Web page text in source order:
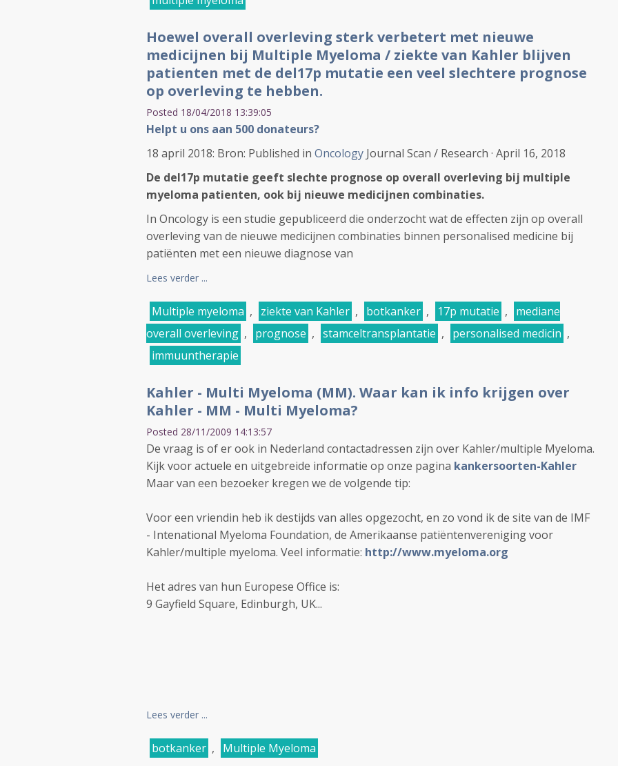
Hoewel overall overleving sterk verbetert met nieuwe
medicijnen bij Multiple Myeloma / ziekte van Kahler blijven
patienten met de del17p mutatie een veel slechtere prognose
op overleving te hebben.
Posted 18/04/2018 13:39:05
Helpt u ons aan 500 donateurs?
18 april 2018: Bron: Published in Oncology Journal Scan / Research · April 16, 2018
De del17p mutatie geeft slechte prognose op overall overleving bij multiple
myeloma patienten, ook bij nieuwe medicijnen combinaties.
In Oncology is een studie gepubliceerd die onderzocht wat de effecten zijn op overall
overleving van de nieuwe medicijnen combinaties binnen personalised medicine bij
patiënten met een nieuwe diagnose van
Lees verder ...
Multiple myeloma , ziekte van Kahler , botkanker , 17p mutatie ,
mediane
overall overleving , prognose , stamceltransplantatie , personalised medicin ,
immuuntherapie
Kahler - Multi Myeloma (MM). Waar kan ik info krijgen over
Kahler - MM - Multi Myeloma?
Posted 28/11/2009 14:13:57
De vraag is of er ook in Nederland contactadressen zijn over Kahler/multiple Myeloma.
Kijk voor actuele en uitgebreide informatie op onze pagina kankersoorten-Kahler
Maar van een bezoeker kregen we de volgende tip:
Voor een vriendin heb ik destijds van alles opgezocht, en zo vond ik de site van de IMF
- Intenational Myeloma Foundation, de Amerikaanse patiëntenvereniging voor
Kahler/multiple myeloma. Veel informatie: http://www.myeloma.org
Het adres van hun Europese Office is:
9 Gayfield Square, Edinburgh, UK...
Lees verder ...
botkanker , Multiple Myeloma